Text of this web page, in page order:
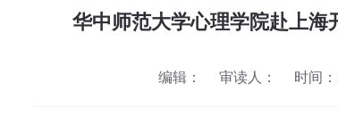
华中师范大学心理学院赴上海
编辑： 审读人： 时间